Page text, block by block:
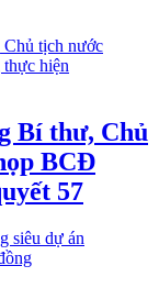
Bí thư, Chủ
BCĐ
57